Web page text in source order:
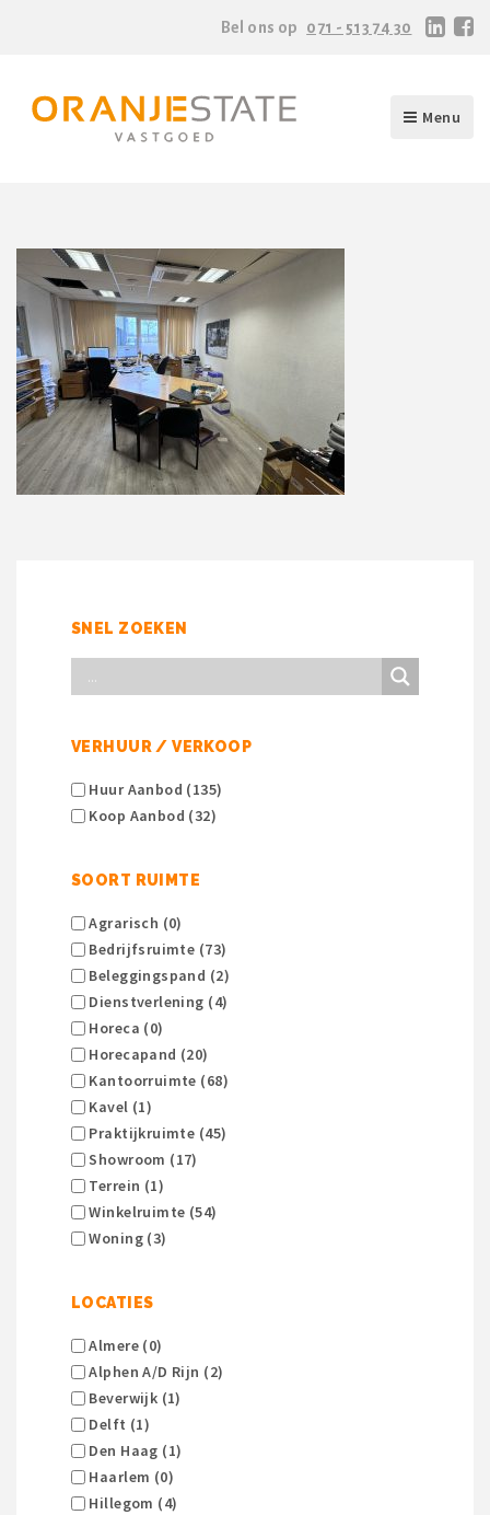
Bel ons op 071 - 513 74 30
Menu
SNEL ZOEKEN
VERHUUR / VERKOOP
Huur Aanbod (135)
Koop Aanbod (32)
SOORT RUIMTE
Agrarisch (0)
Bedrijfsruimte (73)
Beleggingspand (2)
Dienstverlening (4)
Horeca (0)
Horecapand (20)
Kantoorruimte (68)
Kavel (1)
Praktijkruimte (45)
Showroom (17)
Terrein (1)
Winkelruimte (54)
Woning (3)
LOCATIES
Almere (0)
Alphen A/d Rijn (2)
Beverwijk (1)
Delft (1)
Den Haag (1)
Haarlem (0)
Hillegom (4)